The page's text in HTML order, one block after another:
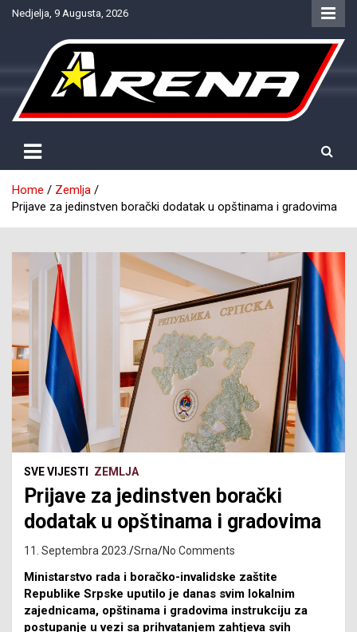
SkipNedjelja, 9 Augusta, 2026
NTV Arena
Home
Zemlja
Prijave za jedinstven borački dodatak u opštinama i gradovima
SVE VIJESTI ZEMLJA
Prijave za jedinstven borački
dodatak u opštinama i gradovima
11. Septembra 2023. Srna No Comments
Ministarstvo rada i boračko-invalidske zaštite
Republike Srpske uputilo je danas svim lokalnim
zajednicama, opštinama i gradovima instrukciju za
postupanje u vezi sa prihvatanjem zahtjeva svih